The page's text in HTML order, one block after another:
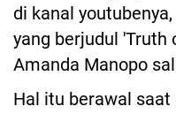
di kanal
yang berjudul 'Truth
Amanda Manopo
Hal itu berawal